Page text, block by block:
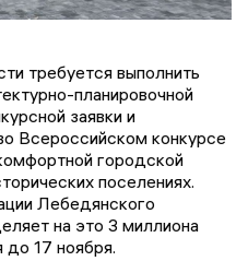
требуется выполнить
планировочной
заявки и
Всероссийском конкурсе
городской
поселениях.
Лебедянского
на это 3 миллиона
до 17 ноября.